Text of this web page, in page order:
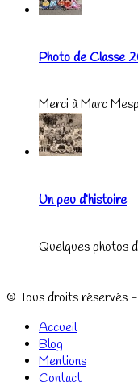
Photo de Classe
Merci à Marc
Un peu d’histoire
Quelques photos
© Tous droits réservés
Accueil
Blog
Mentions
Contact